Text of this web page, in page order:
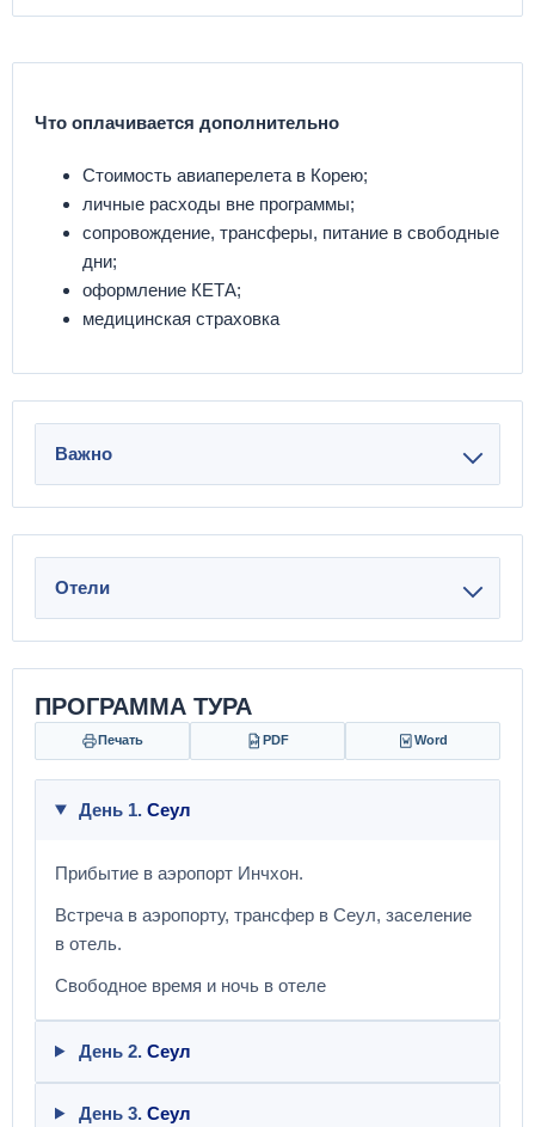
Что оплачивается дополнительно
Стоимость авиаперелета в Корею;
личные расходы вне программы;
сопровождение, трансферы, питание в свободные
дни;
оформление КЕТА;
медицинская страховка
Важно
Отели
ПРОГРАММА ТУРА
Печать PDF Word
День 1. Сеул
Прибытие в аэропорт Инчхон.
Встреча в аэропорту, трансфер в Сеул, заселение
в отель.
Свободное время и ночь в отеле
День 2. Сеул
День 3. Сеул